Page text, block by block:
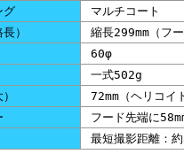
グ
マルチコート
）
縮長299mm（フ
60φ
一式502g
72mm（ヘリコイ
フード先端に
最短撮影距離：約